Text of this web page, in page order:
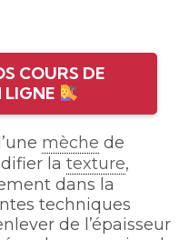
COURS DE
LIGNE
mèche de
la texture,
dans la
techniques
de l’épaisseur